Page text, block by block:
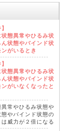
態異常やひるみ状
状態やバインド状
がいるとき
態異常やひるみ状
状態やバインド状
がいなくなったと
常やひるみ状態や
態やバインド状態の
威力が２倍になる